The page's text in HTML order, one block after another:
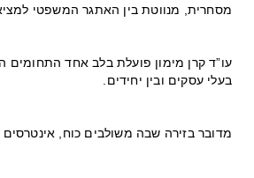
מסחרית, מנווטת בין האתגר המשפטי
עו”ד קרן מימון פועלת בלב אחד התחומים
בעלי עסקים ובין יחידים.
מדובר בזירה שבה משולבים כוח,